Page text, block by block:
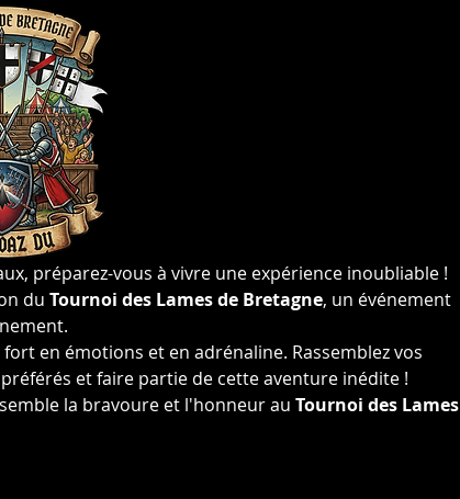
préparez-vous à vivre une expérience inoubliable !
du Tournoi des Lames de Bretagne, un événement
en émotions et en adrénaline. Rassemblez vos
et faire partie de cette aventure inédite !
la bravoure et l'honneur au Tournoi des Lames